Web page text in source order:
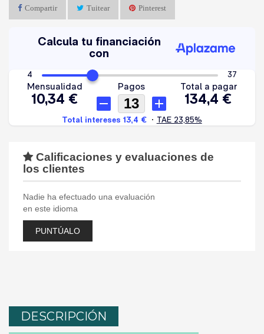
Compartir Tuitear Pinterest
Calificaciones y evaluaciones de
los clientes
Nadie ha efectuado una evaluación
en este idioma
PUNTÚALO
DESCRIPCIÓN